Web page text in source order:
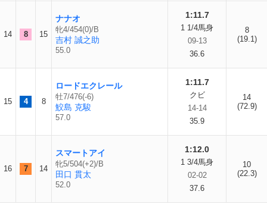
14 8 15
ナナオ
牝4/454(0)/B
吉村 誠之助
55.0
1:11.7
1 1/4馬身
09-13
36.6
8
(19.1)
15 4 8
ロードエクレール
牡7/476(-6)
鮫島 克駿
57.0
1:11.7
クビ
14-14
35.9
14
(72.9)
16 7 14
スマートアイ
牝5/504(+2)/B
田口 貫太
52.0
1:12.0
1 3/4馬身
02-02
37.6
10
(22.3)